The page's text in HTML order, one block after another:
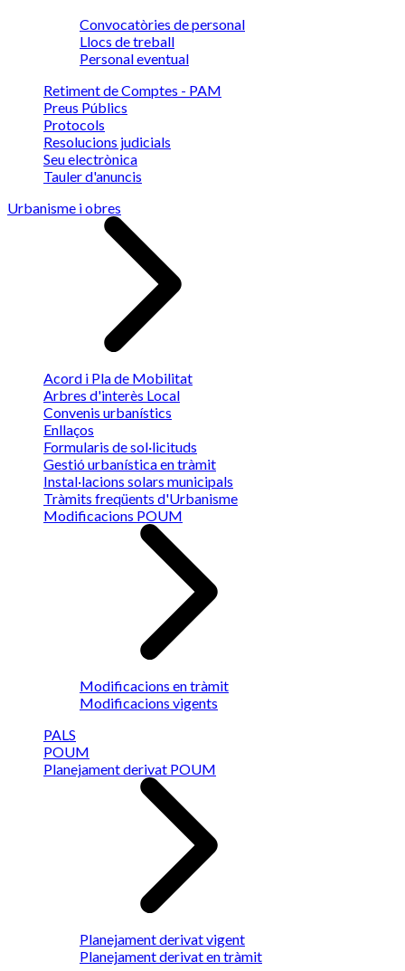
Convocatòries de personal
Llocs de treball
Personal eventual
Retiment de Comptes - PAM
Preus Públics
Protocols
Resolucions judicials
Seu electrònica
Tauler d'anuncis
Urbanisme i obres
Acord i Pla de Mobilitat
Arbres d'interès Local
Convenis urbanístics
Enllaços
Formularis de sol·licituds
Gestió urbanística en tràmit
Instal·lacions solars municipals
Tràmits freqüents d'Urbanisme
Modificacions POUM
Modificacions en tràmit
Modificacions vigents
PALS
POUM
Planejament derivat POUM
Planejament derivat vigent
Planejament derivat en tràmit